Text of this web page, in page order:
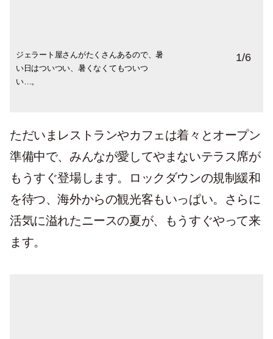
ジェラート屋さんがたくさんあるので、暑
い日はついつい、暑くなくてもついつ
い…。
ニースも含む南フランスの海岸の総称
「Côte d’Azur」（コート・ダジュール）は
日本語で「紺碧の海岸」という意味。この
サルヤ広場から海岸を臨むとこんな感じ。5
月の初夏の太陽も、眩しさ全開です。パリ
から来ると、からりとしたこの爽やかさも
旧市街ではどの部屋も窓の外にロープが張
られ、洗濯物が揺れています。日常の１コ
マなのに、かわいらしく見えるのが不思
海は深い深いブルー、あまりの美しさに吸
い込まれそうです。海岸線の遊歩道にはベ
ンチが伸び、日光浴しながら読書する人も
滞在先の近くにある小さな港には電車の駅
が。景色もいい港の周りは絶好のお散歩コ
ース。クルーズの影には午前中だけ営業し
1/6
ただいまレストランやカフェは着々とオープン
準備中で、みんなが愛してやまないテラス席が
もうすぐ登場します。ロックダウンの規制緩和
を待つ、海外からの観光客もいっぱい。さらに
活気に溢れたニースの夏が、もうすぐやって来
ます。